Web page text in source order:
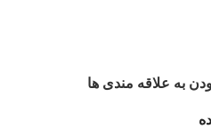
به علاقه مندی ها